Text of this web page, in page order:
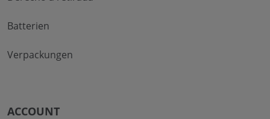
Batterien
Verpackungen
ACCOUNT